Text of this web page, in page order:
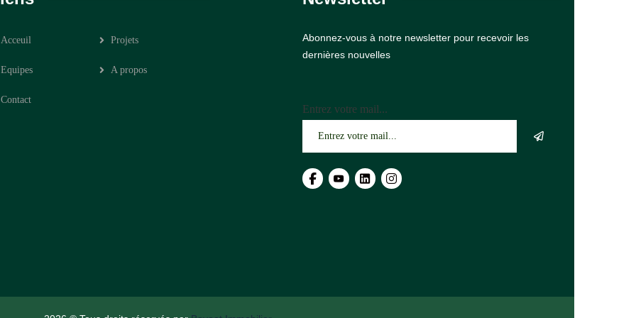
Acceuil Projets
Equipes A propos
Contact
Abonnez-vous à notre newsletter pour recevoir les
dernières nouvelles
Entrez votre mail...